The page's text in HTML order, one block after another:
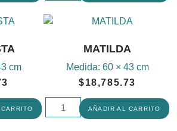
cm
MATILDA
Medida: 60 × 43 cm
$18,785.73
AÑADIR AL CARRITO